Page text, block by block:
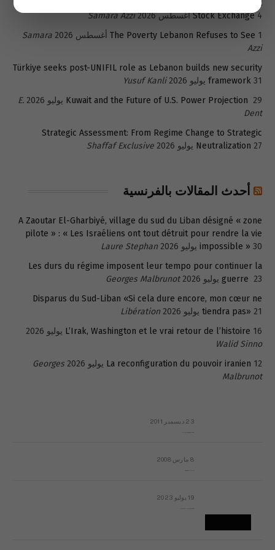
A New Exit for Lebanon’s Trapped Depositors- The Beirut
Stock Exchange 4 أغسطس 2026
Samara Azzi
The Poverty Lebanon Refuses to See 1 أغسطس 2026
Samara
Azzi
Türkiye seeks post-UNIFIL role as Lebanon builds new security
framework 31 يوليو 2026
Yusuf Kanli
Kuwait and the Future of U.S. Power Projection 29 يوليو 2026
E.
Dent
Strategic Assessment: From Regime Change to Strategic
Neutralization 27 يوليو 2026 Shaffaf Exclusive
أحدث المقالات بالفرنسية
A Zaoutar El-Gharbiyé, village du sud du Liban désigné « zone
pilote » : « Les Israéliens ont tout détruit pour rendre la vie
impossible » 30 يوليو 2026
Laure Stephan
Les durs du régime imposent leur tempo pour continuer la
guerre 23 يوليو 2026
Georges Malbrunot
Disparus du Sud-Liban «Si cela dure encore, mon cœur ne
tiendra pas» 21 يوليو 2026
Libération
L’Irak, Washington et le vrai retour de l’histoire 16 يوليو 2026
Walid Sinno
La reconfiguration du pouvoir iranien 12 يوليو 2026
Georges
Malbrunot
23 ديسمبر 2011
8 مارس 2008
19 يوليو 2023